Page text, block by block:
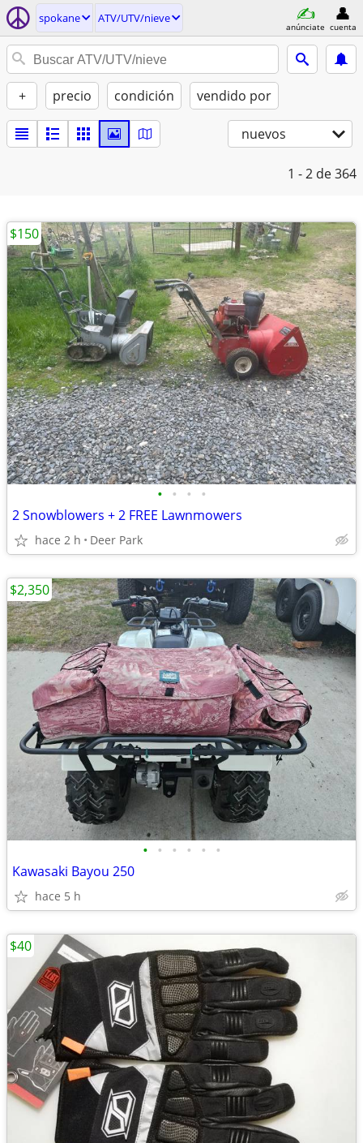
spokane ATV/UTV/nieve
anúnciate cuenta
+ precio condición vendido por
nuevos
1 - 2 de 364
• • • •
2 Snowblowers + 2 FREE Lawnmowers
hace 2 h Deer Park
$150
• • • • • •
Kawasaki Bayou 250
hace 5 h
$2,350
$40